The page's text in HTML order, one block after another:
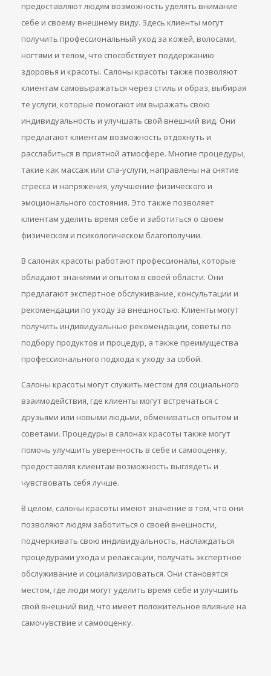
предоставляют людям возможность уделять внимание
себе и своему внешнему виду. Здесь клиенты могут
получить профессиональный уход за кожей, волосами,
ногтями и телом, что способствует поддержанию
здоровья и красоты. Салоны красоты также позволяют
клиентам самовыражаться через стиль и образ, выбирая
те услуги, которые помогают им выражать свою
индивидуальность и улучшать свой внешний вид. Они
предлагают клиентам возможность отдохнуть и
расслабиться в приятной атмосфере. Многие процедуры,
такие как массаж или спа-услуги, направлены на снятие
стресса и напряжения, улучшение физического и
эмоционального состояния. Это также позволяет
клиентам уделить время себе и заботиться о своем
физическом и психологическом благополучии.
В салонах красоты работают профессионалы, которые
обладают знаниями и опытом в своей области. Они
предлагают экспертное обслуживание, консультации и
рекомендации по уходу за внешностью. Клиенты могут
получить индивидуальные рекомендации, советы по
подбору продуктов и процедур, а также преимущества
профессионального подхода к уходу за собой.
Салоны красоты могут служить местом для социального
взаимодействия, где клиенты могут встречаться с
друзьями или новыми людьми, обмениваться опытом и
советами. Процедуры в салонах красоты также могут
помочь улучшить уверенность в себе и самооценку,
предоставляя клиентам возможность выглядеть и
чувствовать себя лучше.
В целом, салоны красоты имеют значение в том, что они
позволяют людям заботиться о своей внешности,
подчеркивать свою индивидуальность, наслаждаться
процедурами ухода и релаксации, получать экспертное
обслуживание и социализироваться. Они становятся
местом, где люди могут уделить время себе и улучшить
свой внешний вид, что имеет положительное влияние на
самочувствие и самооценку.